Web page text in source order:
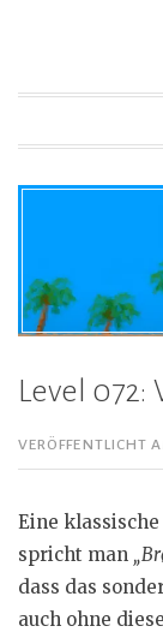
Game
Level 072:
VERÖFFENTLICHT
Eine
spricht man
dass das
auch ohne